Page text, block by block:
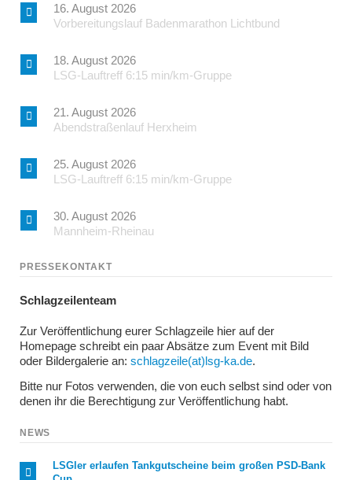
16. August 2026
Vorbereitungslauf Badenmarathon Lichtbund
18. August 2026
LSG-Lauftreff 6:15 min/km-Gruppe
21. August 2026
Abendstraßenlauf Herxheim
25. August 2026
LSG-Lauftreff 6:15 min/km-Gruppe
30. August 2026
Mannheim-Rheinau
PRESSEKONTAKT
Schlagzeilenteam
Zur Veröffentlichung eurer Schlagzeile hier auf der
Homepage schreibt ein paar Absätze zum Event mit Bild
oder Bildergalerie an: schlagzeile(at)lsg-ka.de.
Bitte nur Fotos verwenden, die von euch selbst sind oder von
denen ihr die Berechtigung zur Veröffentlichung habt.
NEWS
LSGler erlaufen Tankgutscheine beim großen PSD-Bank